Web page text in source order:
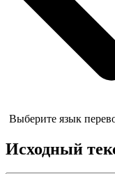
Выберите язык
Исходный